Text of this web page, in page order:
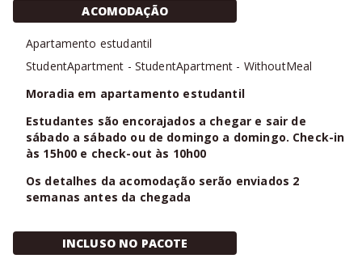
ACOMODAÇÃO
Apartamento estudantil
StudentApartment - StudentApartment - WithoutMeal
Moradia em apartamento estudantil
Estudantes são encorajados a chegar e sair de
sábado a sábado ou de domingo a domingo. Check-in
às 15h00 e check-out às 10h00
Os detalhes da acomodação serão enviados 2
semanas antes da chegada
INCLUSO NO PACOTE